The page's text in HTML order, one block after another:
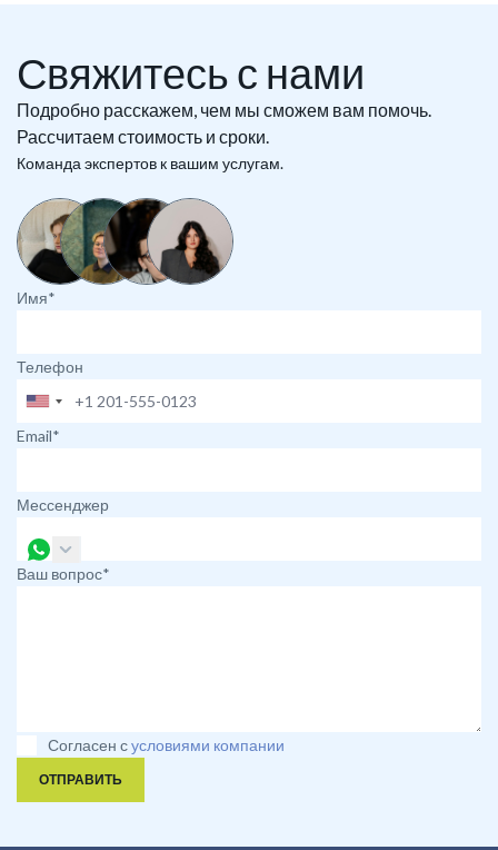
Свяжитесь с нами
Подробно расскажем, чем мы сможем вам помочь.
Рассчитаем стоимость и сроки.
Команда экспертов к вашим услугам.
Имя*
Телефон
Email*
Мессенджер
Ваш вопрос*
Согласен сусловиями компании
ОТПРАВИТЬ